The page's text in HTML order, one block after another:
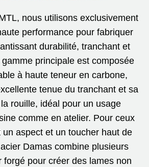
nous utilisons exclusivement
performance pour fabriquer
durabilité, tranchant et
principale est composée
à haute teneur en carbone,
tenue du tranchant et sa
rouille, idéal pour un usage
comme en atelier. Pour ceux
aspect et un toucher haut de
Damas combine plusieurs
forgé pour créer des lames non